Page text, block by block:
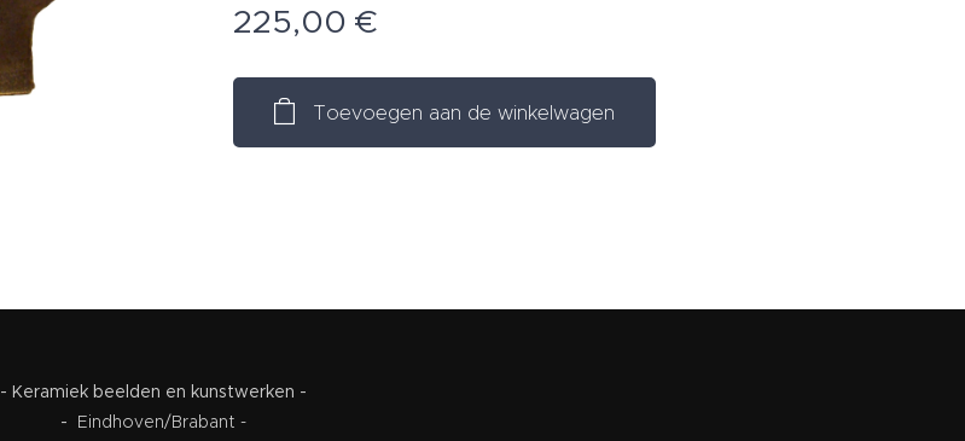
225,00 €
Toevoegen aan de winkelwagen
- Keramiek beelden en kunstwerken -
- Eindhoven/Brabant -